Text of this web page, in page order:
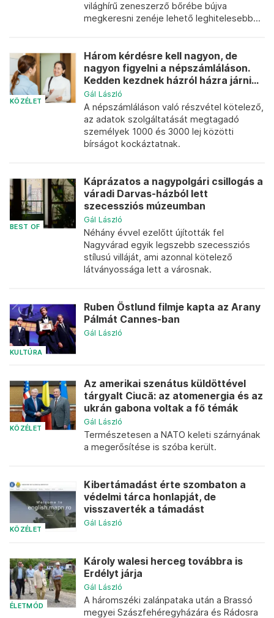
világhírű zeneszerző bőrébe bújva
megkeresni zenéje lehető leghitelesebb...
KÖZÉLET
Három kérdésre kell nagyon, de
nagyon figyelni a népszámláláson.
Kedden kezdnek házról házra járni...
Gál László
A népszámláláson való részvétel kötelező,
az adatok szolgáltatását megtagadó
személyek 1000 és 3000 lej közötti
bírságot kockáztatnak.
BEST OF
Káprázatos a nagypolgári csillogás a
váradi Darvas-házból lett
szecessziós múzeumban
Gál László
Néhány évvel ezelőtt újították fel
Nagyvárad egyik legszebb szecessziós
stílusú villáját, ami azonnal kötelező
látványossága lett a városnak.
KULTÚRA
Ruben Östlund filmje kapta az Arany
Pálmát Cannes-ban
Gál László
KÖZÉLET
Az amerikai szenátus küldöttével
tárgyalt Ciucă: az atomenergia és az
ukrán gabona voltak a fő témák
Gál László
Természetesen a NATO keleti szárnyának
a megerősítése is szóba került.
KÖZÉLET
Kibertámadást érte szombaton a
védelmi tárca honlapját, de
visszaverték a támadást
Gál László
ÉLETMÓD
Károly walesi herceg továbbra is
Erdélyt járja
Gál László
A háromszéki zalánpataka után a Brassó
megyei Szászfehéregyházára és Rádosra